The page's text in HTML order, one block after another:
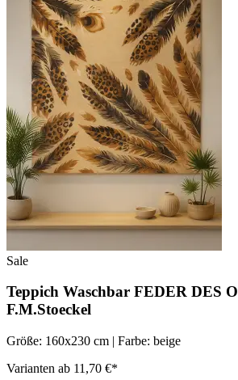
Sale
Teppich Waschbar FEDER DES
F.M.Stoeckel
Größe: 160x230 cm | Farbe: beige
Varianten ab 11,70 €*